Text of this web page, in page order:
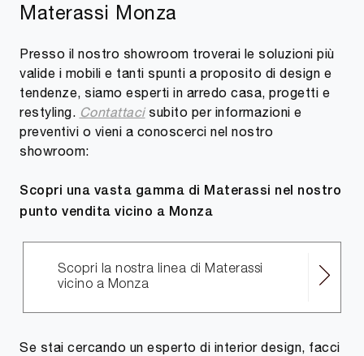
Materassi Monza
Presso il nostro showroom troverai le soluzioni più
valide i mobili e tanti spunti a proposito di design e
tendenze, siamo esperti in arredo casa, progetti e
restyling. Contattacisubito per informazioni e
preventivi o vieni a conoscerci nel nostro
showroom:
Scopri una vasta gamma di Materassi nel nostro
punto vendita vicino a Monza
Scopri la nostra linea di Materassi
vicino a Monza
Se stai cercando un esperto di interior design, facci